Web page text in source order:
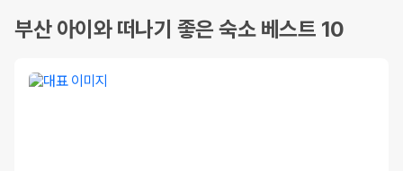
부산 아이와 떠나기 좋은 숙소 베스트 10